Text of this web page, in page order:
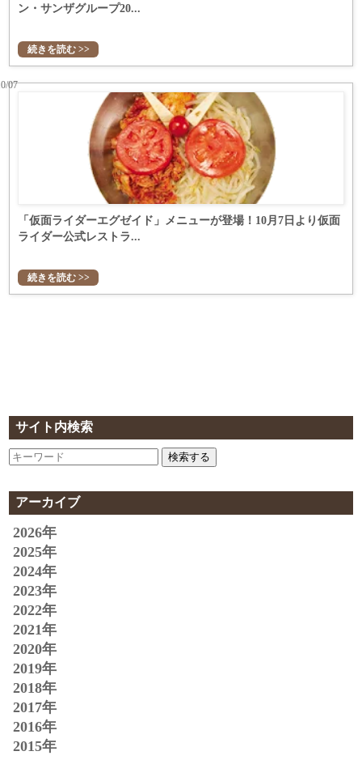
サイト内検索
検索する
アーカイブ
2026年
2025年
2024年
2023年
2022年
2021年
2020年
2019年
2018年
2017年
2016年
2015年
ン・サンザグループ20...
続きを読む >>
「仮面ライダーエグゼイド」メニューが登場！10月7日より仮面
ライダー公式レストラ...
07
続きを読む >>